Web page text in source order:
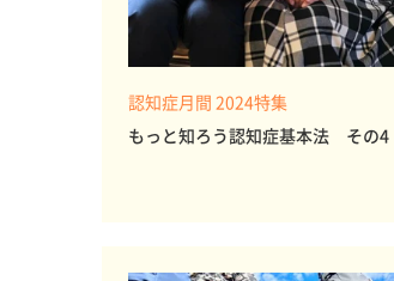
認知症月間 2024特集
もっと知ろう認知症基本法 その4